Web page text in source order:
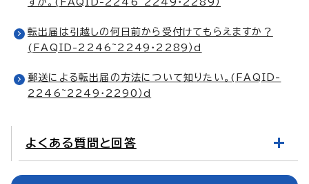
転出届は引越しの何日前から受付けてもらえますか？
(FAQID-2246~2249・2289）d
郵送による転出届の方法について知りたい。(FAQID-
2246~2249・2290）d
よくある質問と回答